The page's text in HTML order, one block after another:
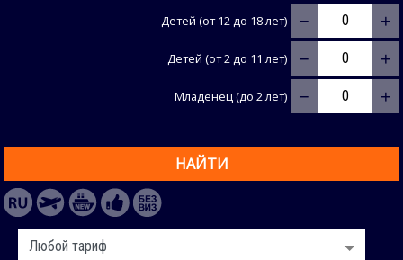
Детей (от 12 до 18 лет) − +
Детей (от 2 до 11 лет) − +
Младенец (до 2 лет) − +
НАЙТИ